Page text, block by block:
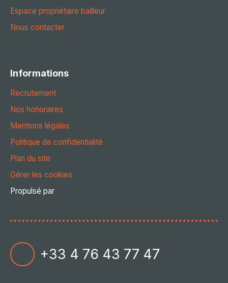
Espace propriétaire bailleur
Nous contacter
Informations
Recrutement
Nos honoraires
Mentions légales
Politique de confidentialité
Plan du site
Gérer les cookies
Propulsé par
+33 4 76 43 77 47